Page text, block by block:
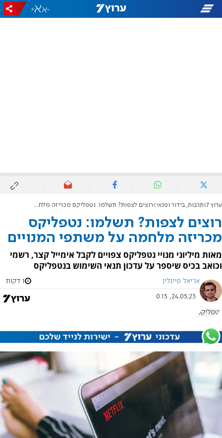
-
+
ערוץ 7 תרבות, בידור ופנאי רוצים לצפות? תשלמו: נטפליקס מכריזה מלחמה על משתפי המנויים
רוצים לצפות? תשלמו: נטפליקס
מכריזה מלחמה על משתפי המנויים
מאות מיליוני מנויי נטפליקס צפויים לקבל אימייל קצר, רשמי
וכואב בכיס שיספר על עדכון תנאי השימוש בנטפליקס
אריאל פייגלין 1 דקות
24.05.23, 0:15
נטפליקס